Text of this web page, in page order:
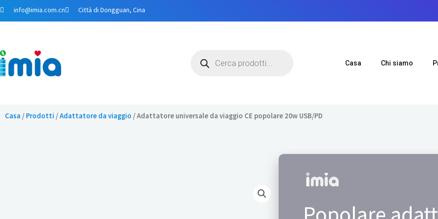
Saltainfo@imia.com.cn Città di Dongguan, Cina
Casa Chi siamo
Casa / Prodotti /Adattatore da viaggio / Adattatore universale da viaggio CE popolare 20w USB/PD